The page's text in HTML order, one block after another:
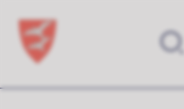
Forsiden